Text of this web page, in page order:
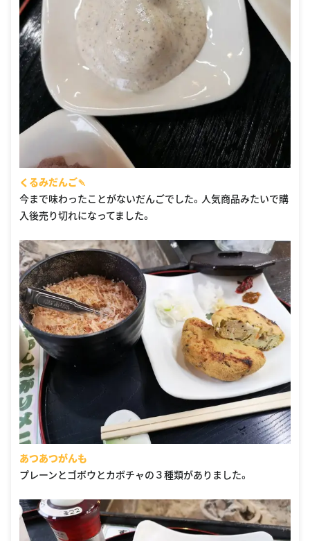
くるみだんご🍡
今まで味わったことがないだんごでした。人気商品みたいで購
入後売り切れになってました。
あつあつがんも
プレーンとゴボウとカボチャの３種類がありました。